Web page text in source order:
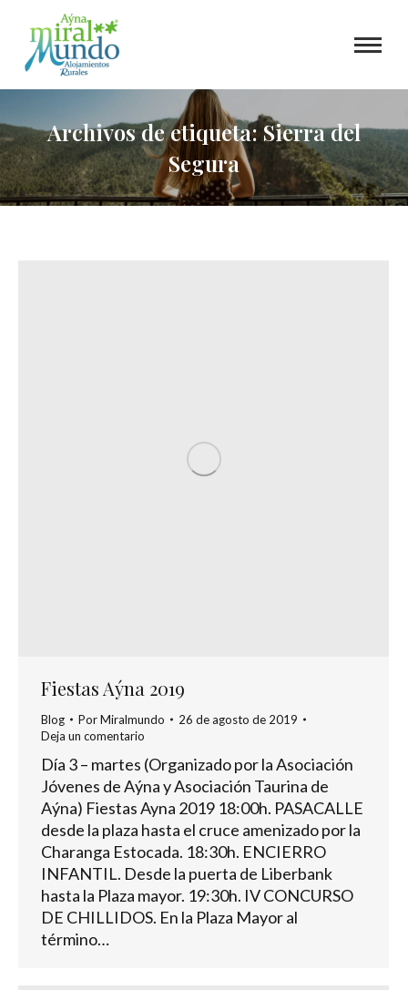
Archivos de etiqueta:Sierra del
Segura
Fiestas Aýna 2019
Blog PorMiralmundo
26 de agosto de 2019
Deja un comentario
Día 3 – martes (Organizado por la Asociación
Jóvenes de Aýna y Asociación Taurina de
Aýna) Fiestas Ayna 2019 18:00h. PASACALLE
desde la plaza hasta el cruce amenizado por la
Charanga Estocada. 18:30h. ENCIERRO
INFANTIL. Desde la puerta de Liberbank
hasta la Plaza mayor. 19:30h. IV CONCURSO
DE CHILLIDOS. En la Plaza Mayor al
término…